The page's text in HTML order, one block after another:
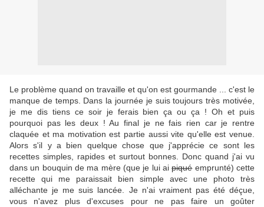
Le problème quand on travaille et qu'on est gourmande ... c'est le
manque de temps. Dans la journée je suis toujours très motivée,
je me dis tiens ce soir je ferais bien ça ou ça ! Oh et puis
pourquoi pas les deux ! Au final je ne fais rien car je rentre
claquée et ma motivation est partie aussi vite qu'elle est venue.
Alors s'il y a bien quelque chose que j'apprécie ce sont les
recettes simples, rapides et surtout bonnes. Donc quand j'ai vu
dans un bouquin de ma mère (que je lui aipiquéemprunté) cette
recette qui me paraissait bien simple avec une photo très
alléchante je me suis lancée. Je n'ai vraiment pas été déçue,
vous n'avez plus d'excuses pour ne pas faire un goûter